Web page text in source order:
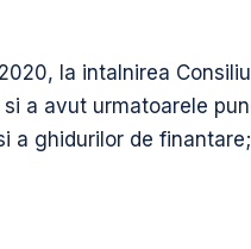
la intalnirea
a avut urmatoarele
a ghidurilor de